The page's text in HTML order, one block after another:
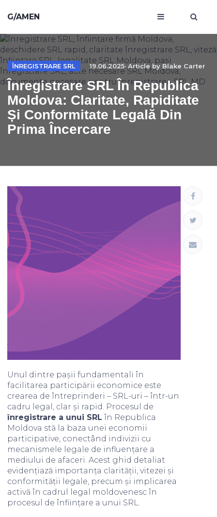
G/AMEN
ÎNREGISTRARE SRL 19.06.2025· Article by Blake Carter
Înregistrare SRL În Republica
Moldova: Claritate, Rapiditate
Și Conformitate Legală Din
Prima Încercare
Unul dintre pașii fundamentali în
facilitarea participării economice este
crearea de întreprinderi – SRL-uri – într-un
cadru legal, clar și rapid. Procesul de
înregistrare a unui SRL în Republica
Moldova stă la baza unei economii
participative, conectând indivizii cu
mecanismele legale de influențare a
mediului de afaceri. Acest ghid detaliat
evidențiază importanța clarității, vitezei și
conformității legale, precum și implicarea
activă în cadrul legal moldovenesc în
procesul de înființare a unui SRL.